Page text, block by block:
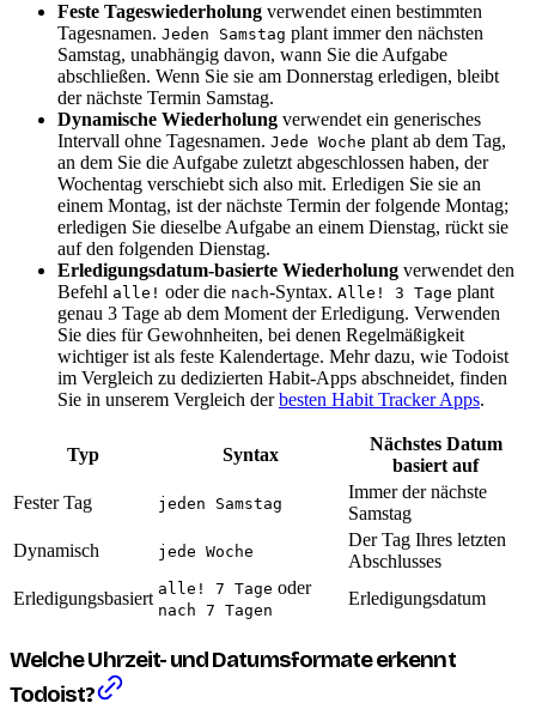
Feste Tageswiederholung verwendet einen bestimmten
Tagesnamen. Jeden Samstag plant immer den nächsten
Samstag, unabhängig davon, wann Sie die Aufgabe
abschließen. Wenn Sie sie am Donnerstag erledigen, bleibt
der nächste Termin Samstag.
Dynamische Wiederholung verwendet ein generisches
Intervall ohne Tagesnamen. Jede Woche plant ab dem Tag,
an dem Sie die Aufgabe zuletzt abgeschlossen haben, der
Wochentag verschiebt sich also mit. Erledigen Sie sie an
einem Montag, ist der nächste Termin der folgende Montag;
erledigen Sie dieselbe Aufgabe an einem Dienstag, rückt sie
auf den folgenden Dienstag.
Erledigungsdatum-basierte Wiederholung verwendet den
Befehl alle! oder die nach-Syntax. Alle! 3 Tage plant
genau 3 Tage ab dem Moment der Erledigung. Verwenden
Sie dies für Gewohnheiten, bei denen Regelmäßigkeit
wichtiger ist als feste Kalendertage. Mehr dazu, wie Todoist
im Vergleich zu dedizierten Habit-Apps abschneidet, finden
Sie in unserem Vergleich derbesten Habit Tracker Apps.
Typ Syntax
Nächstes Datum
basiert auf
Fester Tag
jeden Samstag
Immer der nächste
Samstag
Dynamisch
jede Woche
Der Tag Ihres letzten
Abschlusses
Erledigungsbasiert alle! 7 Tage oder
nach 7 Tagen
Erledigungsdatum
Welche Uhrzeit- und Datumsformate erkennt
Todoist?